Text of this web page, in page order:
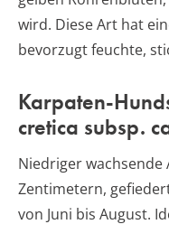
wird. Diese Art hat
bevorzugt feuchte,
Karpaten-
cretica subsp.
Niedriger
Zentimetern,
von Juni bis August.